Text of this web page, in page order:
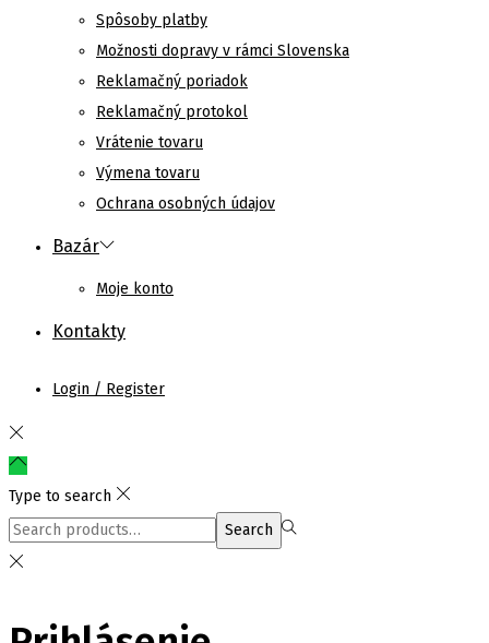
Spôsoby platby
Možnosti dopravy v rámci Slovenska
Reklamačný poriadok
Reklamačný protokol
Vrátenie tovaru
Výmena tovaru
Ochrana osobných údajov
Bazár
Moje konto
Kontakty
Login / Register
Type to search
Search
for:>
Search